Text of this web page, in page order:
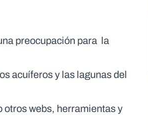
preocupación para la
acuíferos y las lagunas del
otros webs, herramientas y